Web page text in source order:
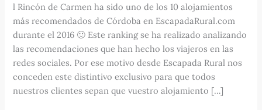
l Rincón de Carmen ha sido uno de los 10 alojamientos
más recomendados de Córdoba en EscapadaRural.com
durante el 2016 🙂 Este ranking se ha realizado analizando
las recomendaciones que han hecho los viajeros en las
redes sociales. Por ese motivo desde Escapada Rural nos
conceden este distintivo exclusivo para que todos
nuestros clientes sepan que vuestro alojamiento […]